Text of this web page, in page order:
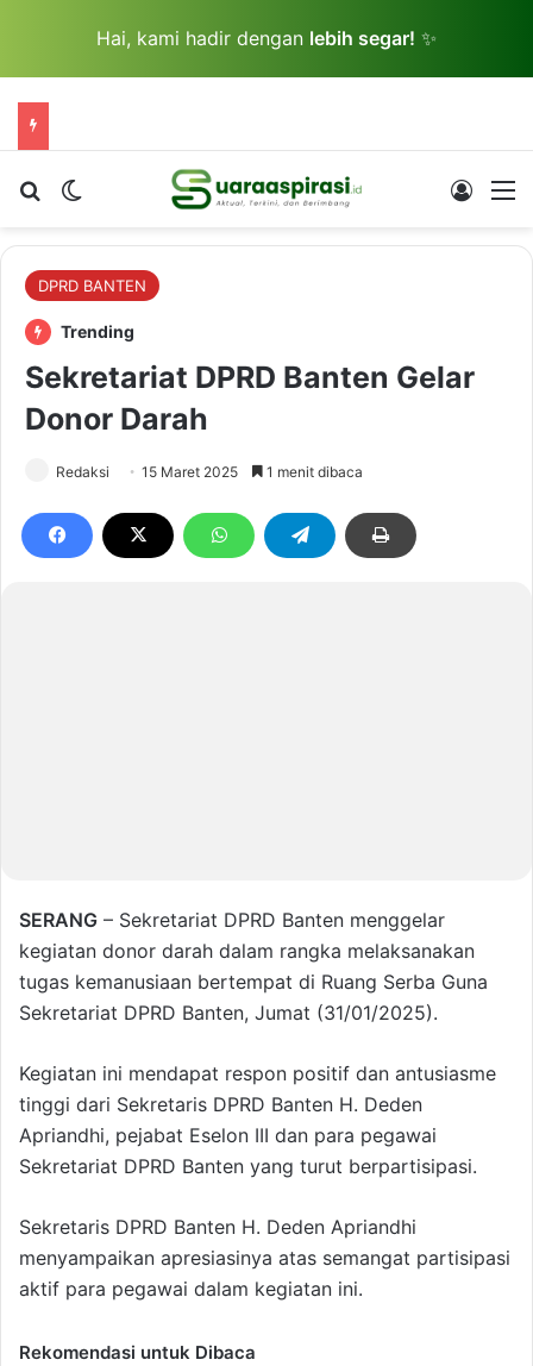
Hai, kami hadir dengan lebih segar! ✨
Cari berita...Switch skin Log In
DPRD BANTEN
Trending
Sekretariat DPRD Banten Gelar
Donor Darah
Redaksi 15 Maret 2025 1 menit dibaca
SERANG – Sekretariat DPRD Banten menggelar
kegiatan donor darah dalam rangka melaksanakan
tugas kemanusiaan bertempat di Ruang Serba Guna
Sekretariat DPRD Banten, Jumat (31/01/2025).
Kegiatan ini mendapat respon positif dan antusiasme
tinggi dari Sekretaris DPRD Banten H. Deden
Apriandhi, pejabat Eselon III dan para pegawai
Sekretariat DPRD Banten yang turut berpartisipasi.
Sekretaris DPRD Banten H. Deden Apriandhi
menyampaikan apresiasinya atas semangat partisipasi
aktif para pegawai dalam kegiatan ini.
Rekomendasi untuk Dibaca